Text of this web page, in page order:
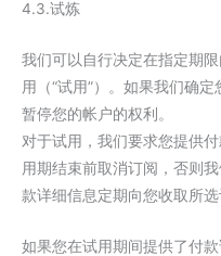
4.3.试炼
我们可以自行决定在指定期
用（“试用”）。如果我们确
暂停您的帐户的权利。
对于试用，我们要求您提供
用期结束前取消订阅，否则
款详细信息定期向您收取所选
如果您在试用期间提供了付